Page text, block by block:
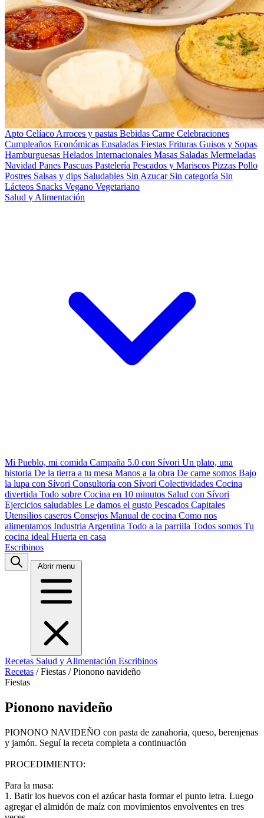
Apto Celíaco Arroces y pastas Bebidas Carne Celebraciones
Cumpleaños Económicas Ensaladas Fiestas Frituras Guisos y Sopas
Hamburguesas Helados Internacionales Masas Saladas Mermeladas
Navidad Panes Pascuas Pastelería Pescados y Mariscos Pizzas Pollo
Postres Salsas y dips Saludables Sin Azucar Sin categoría Sin
Lácteos Snacks Vegano Vegetariano
Salud y Alimentación
Mi Pueblo, mi comida Campaña 5.0 con Sívori Un plato, una
historia De la tierra a tu mesa Manos a la obra De carne somos Bajo
la lupa con Sívori Consultoría con Sívori Colectividades Cocina
divertida Todo sobre Cocina en 10 minutos Salud con Sívori
Ejercicios saludables Le damos el gusto Pescados Capitales
Utensilios caseros Consejos Manual de cocina Como nos
alimentamos Industria Argentina Todo a la parrilla Todos somos Tu
cocina ideal Huerta en casa
Escribinos
Abrir menu
Recetas Salud y Alimentación Escribinos
Recetas / Fiestas / Pionono navideño
Fiestas
Pionono navideño
PIONONO NAVIDEÑO con pasta de zanahoria, queso, berenjenas
y jamón. Seguí la receta completa a continuación
PROCEDIMIENTO:
Para la masa:
1. Batir los huevos con el azúcar hasta formar el punto letra. Luego
agregar el almidón de maíz con movimientos envolventes en tres